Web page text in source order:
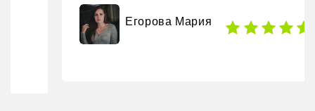
Егорова Мария